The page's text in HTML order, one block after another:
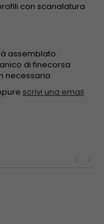
con scanalatura
assemblato
di finecorsa
necessaria
scrivi una email